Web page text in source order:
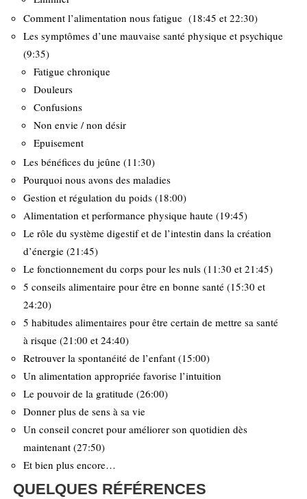
Comment l’alimentation nous fatigue (18:45 et 22:30)
Les symptômes d’une mauvaise santé physique et psychique
(9:35)
Fatigue chronique
Douleurs
Confusions
Non envie / non désir
Epuisement
Les bénéfices du jeûne (11:30)
Pourquoi nous avons des maladies
Gestion et régulation du poids (18:00)
Alimentation et performance physique haute (19:45)
Le rôle du système digestif et de l’intestin dans la création
d’énergie (21:45)
Le fonctionnement du corps pour les nuls (11:30 et 21:45)
5 conseils alimentaire pour être en bonne santé (15:30 et
24:20)
5 habitudes alimentaires pour être certain de mettre sa santé
à risque (21:00 et 24:40)
Retrouver la spontanéité de l’enfant (15:00)
Un alimentation appropriée favorise l’intuition
Le pouvoir de la gratitude (26:00)
Donner plus de sens à sa vie
Un conseil concret pour améliorer son quotidien dès
maintenant (27:50)
Et bien plus encore…
QUELQUES RÉFÉRENCES